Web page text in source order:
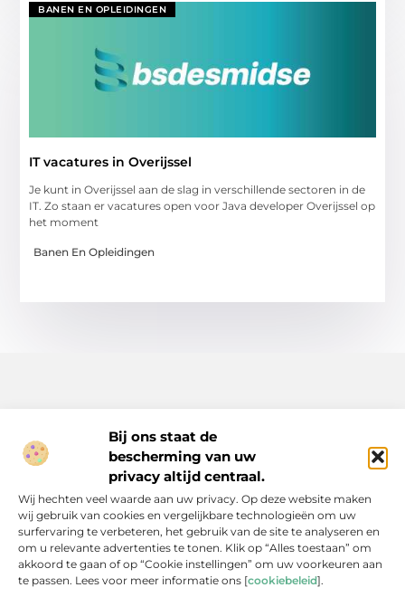
Bij ons staat de
bescherming van uw
privacy altijd centraal.
Wij hechten veel waarde aan uw privacy. Op deze website maken
wij gebruik van cookies en vergelijkbare technologieën om uw
surfervaring te verbeteren, het gebruik van de site te analyseren en
om u relevante advertenties te tonen. Klik op “Alles toestaan” om
akkoord te gaan of op “Cookie instellingen” om uw voorkeuren aan
te passen. Lees voor meer informatie ons [cookiebeleid].
BANEN EN OPLEIDINGEN
IT vacatures in Overijssel
Je kunt in Overijssel aan de slag in verschillende sectoren in de
IT. Zo staan er vacatures open voor Java developer Overijssel op
het moment
Banen En Opleidingen
Inspiratie, tips en verhalen voor elk moment.
Ontdek een breed scala aan artikelen en blogs die je dagelijks
leven verrijken, van praktische adviezen tot boeiende verhalen.
Bericht categorie